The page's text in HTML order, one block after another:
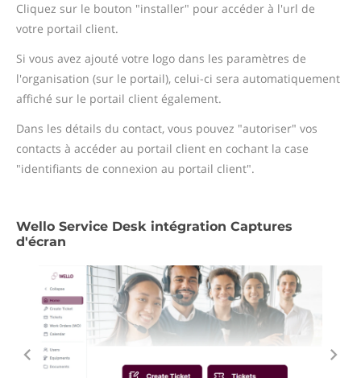
Cliquez sur le bouton "installer" pour accéder à l'url de
votre portail client.
Si vous avez ajouté votre logo dans les paramètres de
l'organisation (sur le portail), celui-ci sera automatiquement
affiché sur le portail client également.
Dans les détails du contact, vous pouvez "autoriser" vos
contacts à accéder au portail client en cochant la case
"identifiants de connexion au portail client".
Wello Service Desk intégration Captures
d'écran